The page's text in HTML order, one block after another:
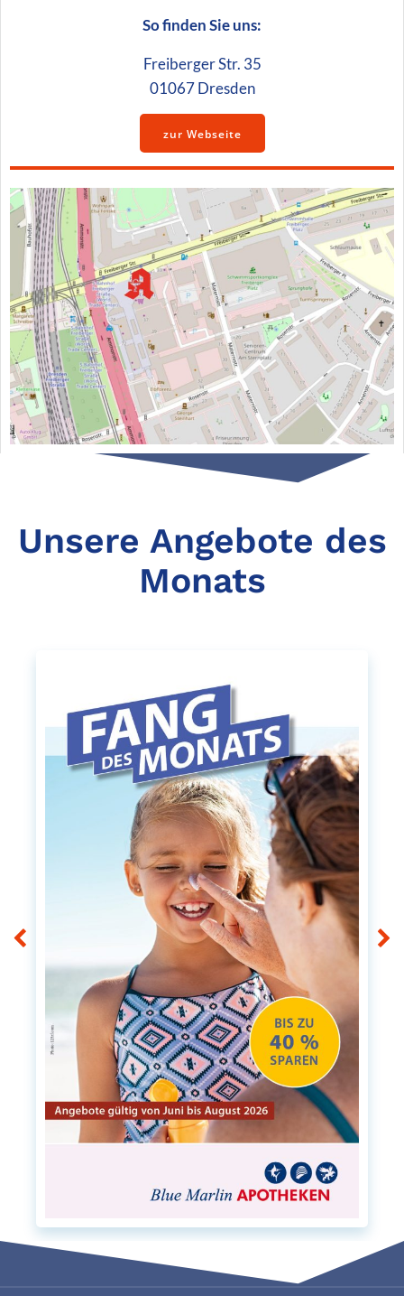
So finden Sie uns:
Freiberger Str. 35
01067 Dresden
zur Webseite
Unsere Angebote des
Monats